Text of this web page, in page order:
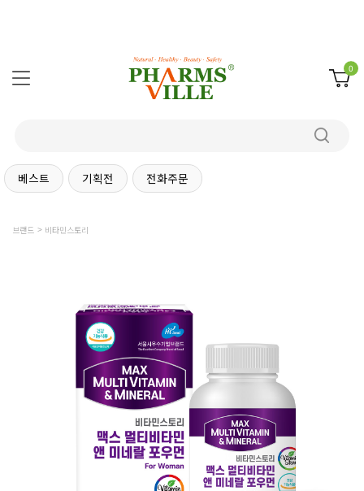
0
베스트 기획전 전화주문
브랜드 비타민스토리